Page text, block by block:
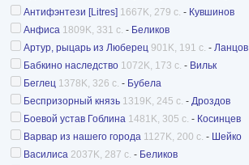
Антифэнтези [Litres] 1667K, 279 с. - Кувшинов
Анфиса 1809K, 331 с. - Беликов
Артур, рыцарь из Люберец 901K, 191 с. - Ланцов
Бабкино наследство 1072K, 173 с. - Вильк
Беглец 1378K, 326 с. - Бубела
Беспризорный князь 1319K, 245 с. - Дроздов
Боевой устав Гоблина 1481K, 305 с. - Косинцев
Варвар из нашего города 1127K, 200 с. - Шейко
Василиса 2037K, 287 с. - Беликов